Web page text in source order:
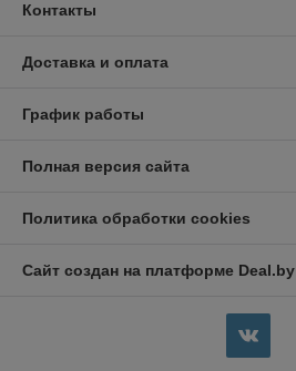
Контакты
Доставка и оплата
График работы
Полная версия сайта
Политика обработки cookies
Сайт создан на платформе Deal.by